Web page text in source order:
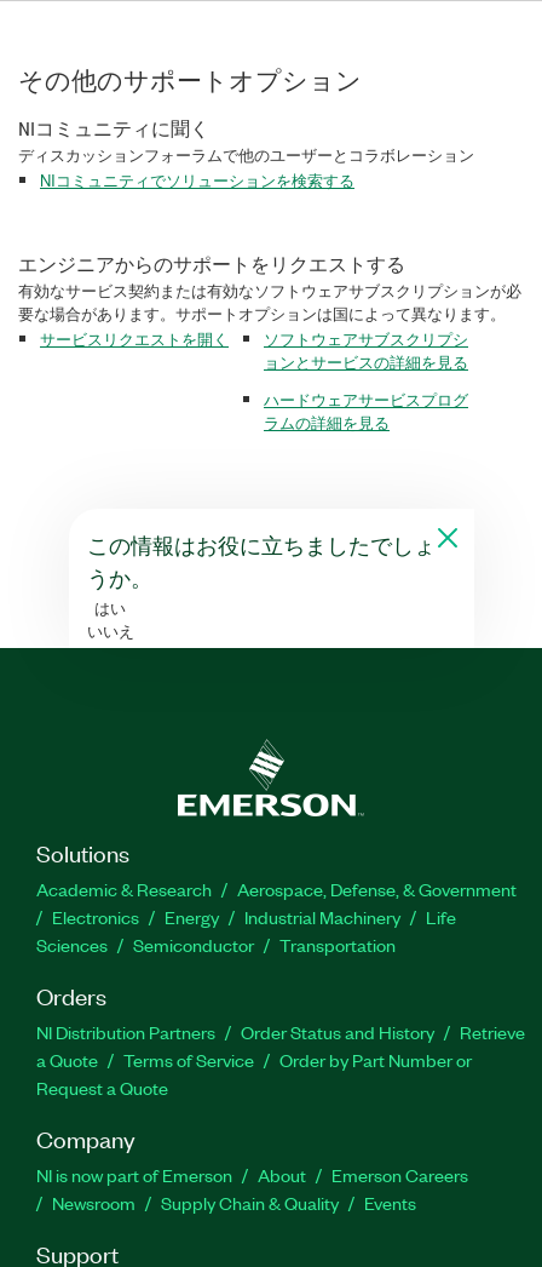
その他のサポートオプション
NIコミュニティに聞く
ディスカッションフォーラムで他のユーザーとコラボレーション
NIコミュニティでソリューションを検索する
エンジニアからのサポートをリクエストする
有効なサービス契約または有効なソフトウェアサブスクリプションが必
要な場合があります。サポートオプションは国によって異なります。
サービスリクエストを開く
ソフトウェアサブスクリプシ
ョンとサービスの詳細を見る
ハードウェアサービスプログ
ラムの詳細を見る
この情報はお役に立ちましたでしょ
うか。
はい
いいえ
Solutions
Academic & Research
Aerospace, Defense, & Government
Electronics
Energy Industrial Machinery
Life
Sciences
Semiconductor Transportation
Orders
NI Distribution Partners Order Status and History
Retrieve
a Quote
Terms of Service
Order by Part Number or
Request a Quote
Company
NI is now part of Emerson About
Emerson Careers
Newsroom
Supply Chain & Quality Events
Support